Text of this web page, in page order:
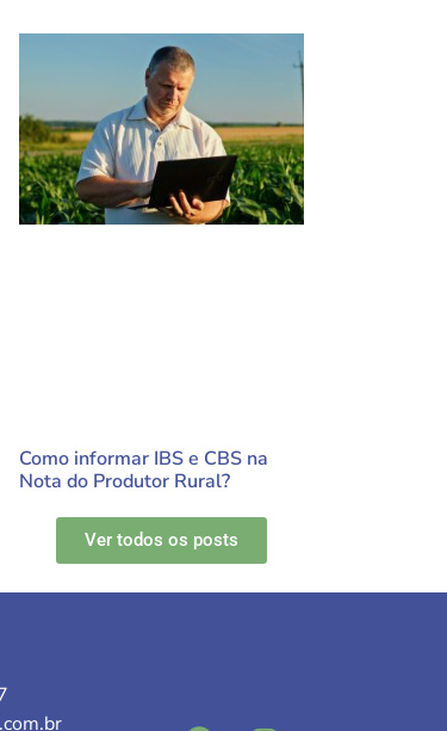
Como informar IBS e CBS na
Nota do Produtor Rural?
Ver todos os posts